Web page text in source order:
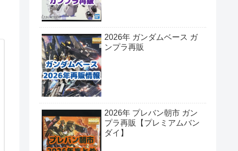
2026年 ガンダムベース ガ
ンプラ再販
2026年 プレバン朝市 ガン
プラ再販【プレミアムバン
ダイ】